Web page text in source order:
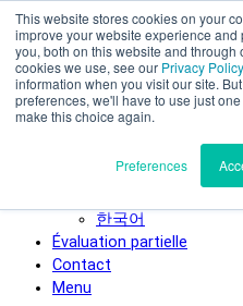
This website stores cookies on your
improve your website experience
you, both on this website and through
cookies we use, see our Privacy Policy
information when you visit our site.
preferences, we'll have to use just
make this choice again.
Preferences
Skip to main content
SPEE3D
Français
English
Español
Italiano
한국어
Évaluation partielle
Contact
Menu